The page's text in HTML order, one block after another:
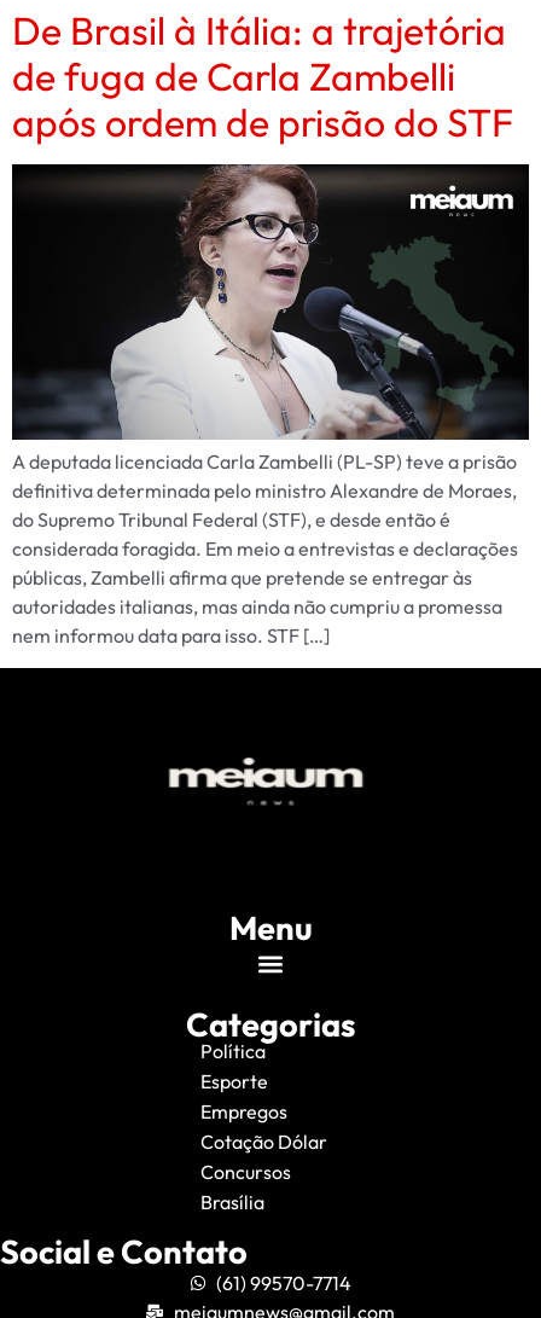
De Brasil à Itália: a trajetória
de fuga de Carla Zambelli
após ordem de prisão do STF
A deputada licenciada Carla Zambelli (PL-SP) teve a prisão
definitiva determinada pelo ministro Alexandre de Moraes,
do Supremo Tribunal Federal (STF), e desde então é
considerada foragida. Em meio a entrevistas e declarações
públicas, Zambelli afirma que pretende se entregar às
autoridades italianas, mas ainda não cumpriu a promessa
nem informou data para isso. STF […]
Menu
Categorias
Política
Esporte
Empregos
Cotação Dólar
Concursos
Brasília
Social e Contato
(61) 99570-7714
meiaumnews@gmail.com